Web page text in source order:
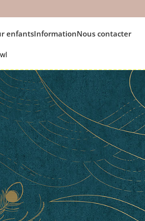
enfantsInformationNous contacter